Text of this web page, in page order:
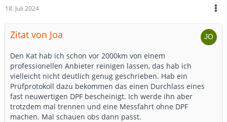
18. Juli 2024
Zitat von Joa
Den Kat hab ich schon vor 2000km von einem
professionellen Anbieter reinigen lassen, das hab ich
vielleicht nicht deutlich genug geschrieben. Hab ein
Prüfprotokoll dazu bekommen das einen Durchlass eines
fast neuwertigen DPF bescheinigt. Ich werde ihn aber
trotzdem mal trennen und eine Messfahrt ohne DPF
machen. Mal schauen obs dann passt.